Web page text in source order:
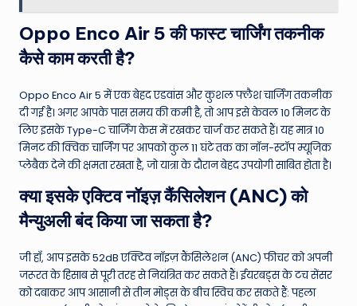
Oppo Enco Air 5 की फास्ट चार्जिंग तकनीक
कैसे काम करती है?
Oppo Enco Air 5 में एक बेहद एडवांस और कुशल फ्लैश चार्जिंग तकनीक
दी गई है। अगर आपके पास समय की कमी है, तो आप इसे केवल 10 मिनट के
लिए इसके Type-C चार्जिंग केस में रखकर चार्ज कर सकते हैं। यह मात्र 10
मिनट की क्विक चार्जिंग पर आपको कुल 11 घंटे तक का नॉन-स्टॉप म्यूजिक
प्लेबैक देने की क्षमता रखता है, जो यात्रा के दौरान बेहद उपयोगी साबित होता है।
क्या इसके एक्टिव नॉइज़ कैंसिलेशन (ANC) को
मैन्युअली बंद किया जा सकता है?
जी हाँ, आप इसके 52dB एक्टिव नॉइज़ कैंसिलेशन (ANC) फीचर को अपनी
जरूरत के हिसाब से पूरी तरह से नियंत्रित कर सकते हैं। ईयरबड्स के टच सेंसर
को दबाकर आप आसानी से तीन मोड्स के बीच स्विच कर सकते हैं: पहला